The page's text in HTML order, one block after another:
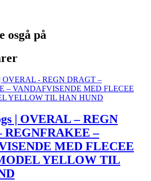
osgå på
| OVERAL – REGN
REGNFRAKEE –
MED FLECEE
YELLOW TIL